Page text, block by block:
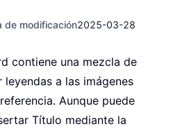
de modificación2025-03-28
contiene una mezcla de
a las imágenes
Aunque puede
Título mediante la